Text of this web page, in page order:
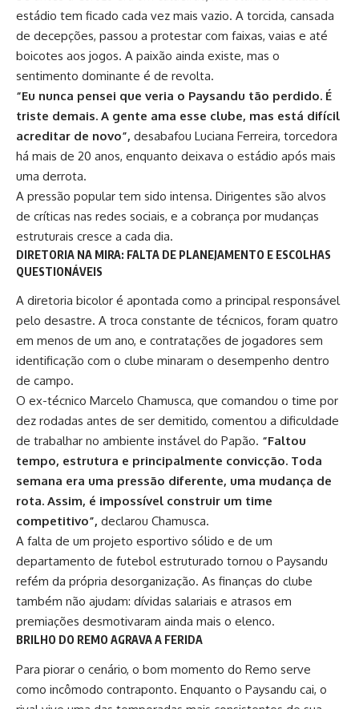
estádio tem ficado cada vez mais vazio. A torcida, cansada
de decepções, passou a protestar com faixas, vaias e até
boicotes aos jogos. A paixão ainda existe, mas o
sentimento dominante é de revolta.
“Eu nunca pensei que veria o Paysandu tão perdido. É
triste demais. A gente ama esse clube, mas está difícil
acreditar de novo”, desabafou Luciana Ferreira, torcedora
há mais de 20 anos, enquanto deixava o estádio após mais
uma derrota.
A pressão popular tem sido intensa. Dirigentes são alvos
de críticas nas redes sociais, e a cobrança por mudanças
estruturais cresce a cada dia.
DIRETORIA NA MIRA: FALTA DE PLANEJAMENTO E ESCOLHAS
QUESTIONÁVEIS
A diretoria bicolor é apontada como a principal responsável
pelo desastre. A troca constante de técnicos, foram quatro
em menos de um ano, e contratações de jogadores sem
identificação com o clube minaram o desempenho dentro
de campo.
O ex-técnico Marcelo Chamusca, que comandou o time por
dez rodadas antes de ser demitido, comentou a dificuldade
de trabalhar no ambiente instável do Papão. “Faltou
tempo, estrutura e principalmente convicção. Toda
semana era uma pressão diferente, uma mudança de
rota. Assim, é impossível construir um time
competitivo”, declarou Chamusca.
A falta de um projeto esportivo sólido e de um
departamento de futebol estruturado tornou o Paysandu
refém da própria desorganização. As finanças do clube
também não ajudam: dívidas salariais e atrasos em
premiações desmotivaram ainda mais o elenco.
BRILHO DO REMO AGRAVA A FERIDA
Para piorar o cenário, o bom momento do Remo serve
como incômodo contraponto. Enquanto o Paysandu cai, o